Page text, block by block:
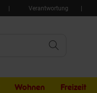
Verantwortung
Wohnen
Freizeit